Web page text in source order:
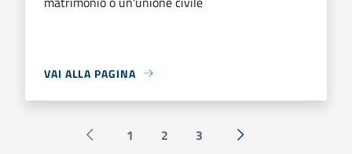
VAI ALLA PAGINA
Pagina precedente
1 2 3 Successiva »